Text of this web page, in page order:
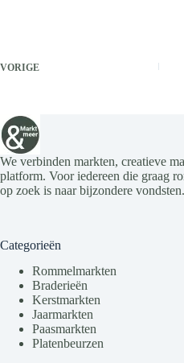
VORIGE
We verbinden markten, creatieve
platform. Voor iedereen die graag
op zoek is naar bijzondere vondsten.
Categorieën
Rommelmarkten
Braderieën
Kerstmarkten
Jaarmarkten
Paasmarkten
Platenbeurzen